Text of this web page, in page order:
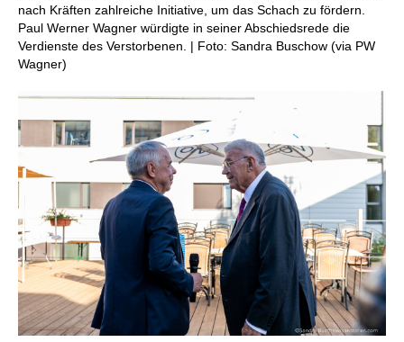
nach Kräften zahlreiche Initiative, um das Schach zu fördern.
Paul Werner Wagner würdigte in seiner Abschiedsrede die
Verdienste des Verstorbenen. | Foto: Sandra Buschow (via PW
Wagner)